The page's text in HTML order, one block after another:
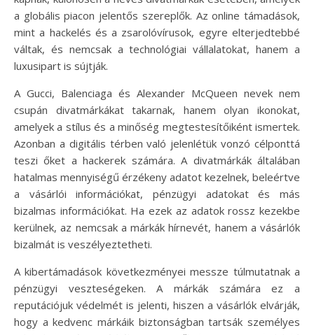
a globális piacon jelentős szereplők. Az online támadások,
mint a hackelés és a zsarolóvírusok, egyre elterjedtebbé
váltak, és nemcsak a technológiai vállalatokat, hanem a
luxusipart is sújtják.
A Gucci, Balenciaga és Alexander McQueen nevek nem
csupán divatmárkákat takarnak, hanem olyan ikonokat,
amelyek a stílus és a minőség megtestesítőiként ismertek.
Azonban a digitális térben való jelenlétük vonzó célponttá
teszi őket a hackerek számára. A divatmárkák általában
hatalmas mennyiségű érzékeny adatot kezelnek, beleértve
a vásárlói információkat, pénzügyi adatokat és más
bizalmas információkat. Ha ezek az adatok rossz kezekbe
kerülnek, az nemcsak a márkák hírnevét, hanem a vásárlók
bizalmát is veszélyeztetheti.
A kibertámadások következményei messze túlmutatnak a
pénzügyi veszteségeken. A márkák számára ez a
reputációjuk védelmét is jelenti, hiszen a vásárlók elvárják,
hogy a kedvenc márkáik biztonságban tartsák személyes